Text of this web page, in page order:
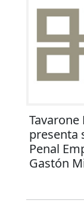
Tavarone
presenta
Penal
Gastón